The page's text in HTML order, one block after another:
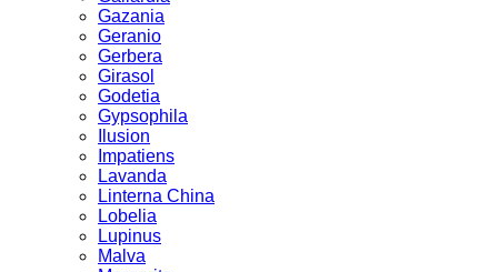
Gazania
Geranio
Gerbera
Girasol
Godetia
Gypsophila
Ilusion
Impatiens
Lavanda
Linterna China
Lobelia
Lupinus
Malva